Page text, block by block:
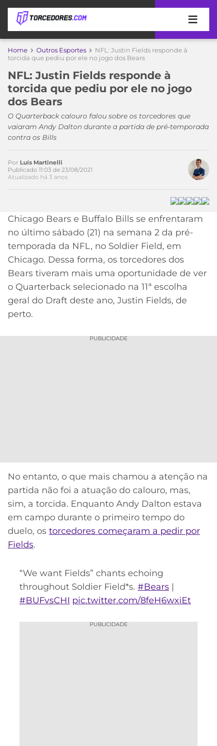
APOSTAS
DE
APOSTA
MELHORES
SITES
DE
APOSTAS
2026
CÓDIGO
DE
INDICAÇÃO
BET365
CÓDIGO
BETANO
COPA
DO
MUNDO
TIMES
MEU
TIME
CORINTHIANS
SÃO
PAULO
SANTOS
ATLÉTICO
MG
CRUZEIRO
CAMPEONATOS
A
LIBERTADORES
COPA
BRASIL
MERCADO
DA
BOLA
PALPITES
Home Outros Esportes
NFL: Justin Fields responde à
torcida que pediu por ele no jogo dos Bears
NFL: Justin Fields responde à
torcida que pediu por ele no jogo
dos Bears
O Quarterback calouro falou sobre os torcedores que
vaiaram Andy Dalton durante a partida de pré-temporada
contra os Bills
Acesse o perfil do autor
no Twitter
Por Luís Martinelli
Publicado 11:03 de 23/08/2021
Atualizado há 3 anos
Chicago Bears e Buffalo Bills se enfrentaram
no último sábado (21) na semana 2 da pré-
temporada da NFL, no Soldier Field, em
Chicago. Dessa forma, os torcedores dos
Bears tiveram mais uma oportunidade de ver
o Quarterback selecionado na 11ª escolha
geral do Draft deste ano, Justin Fields, de
perto.
PUBLICIDADE
No entanto, o que mais chamou a atenção na
partida não foi a atuação do calouro, mas,
sim, a torcida. Enquanto Andy Dalton estava
em campo durante o primeiro tempo do
duelo, os torcedores começaram a pedir por
Fields.
“We want Fields” chants echoing
throughout Soldier Field*s. #Bears |
#BUFvsCHI pic.twitter.com/8feH6wxiEt
PUBLICIDADE